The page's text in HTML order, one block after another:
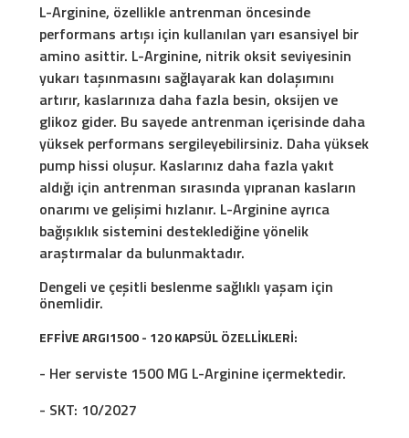
L-Arginine, özellikle antrenman öncesinde
performans artışı için kullanılan yarı esansiyel bir
amino asittir. L-Arginine, nitrik oksit seviyesinin
yukarı taşınmasını sağlayarak kan dolaşımını
artırır, kaslarınıza daha fazla besin, oksijen ve
glikoz gider. Bu sayede antrenman içerisinde daha
yüksek performans sergileyebilirsiniz. Daha yüksek
pump hissi oluşur. Kaslarınız daha fazla yakıt
aldığı için antrenman sırasında yıpranan kasların
onarımı ve gelişimi hızlanır. L-Arginine ayrıca
bağışıklık sistemini desteklediğine yönelik
araştırmalar da bulunmaktadır.
Dengeli ve çeşitli beslenme sağlıklı yaşam için
önemlidir.
EFFİVE ARGI1500 - 120 KAPSÜL ÖZELLİKLERİ:
- Her serviste 1500 MG L-Arginine içermektedir.
- SKT: 10/2027